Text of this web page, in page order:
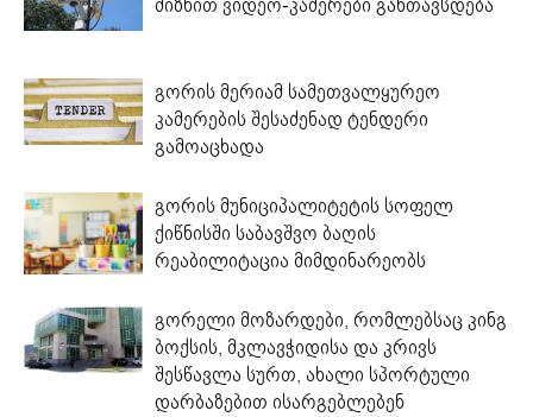
გორის მერიამ სამეთვალყურეო
კამერების შესაძენად ტენდერი
გამოაცხადა
გორის მუნიციპალიტეტის სოფელ
ქიწნისში საბავშვო ბაღის
რეაბილიტაცია მიმდინარეობს
გორელი მოზარდები, რომლებსაც კინგ
ბოქსის, მკლავჭიდისა და კრივს
შესწავლა სურთ, ახალი სპორტული
დარბაზებით ისარგებლებენ